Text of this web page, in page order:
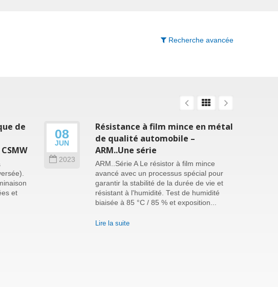
Recherche avancée
de
et
08
JUN
2023
Résistance à film mince en métal
de qualité automobile –
ARM..Une série
ARM..Série A Le résistor à film mince
avancé avec un processus spécial pour
garantir la stabilité de la durée de vie et
résistant à l'humidité. Test de humidité
biaisée à 85 °C / 85 % et exposition...
Lire la suite